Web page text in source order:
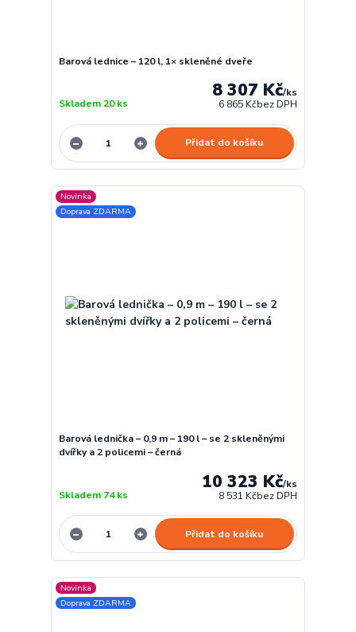
Barová lednice – 120 l, 1× skleněné dveře
8 307 Kč/ks
6 865 Kčbez DPH
Skladem 20 ks
Přidat do košíku
Novinka
Doprava ZDARMA
Barová lednička – 0,9 m – 190 l – se 2 skleněnými
dvířky a 2 policemi – černá
10 323 Kč/ks
8 531 Kčbez DPH
Skladem 74 ks
Přidat do košíku
Novinka
Doprava ZDARMA